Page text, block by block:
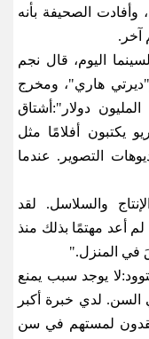
وأفادت الصحيفة بأنه
آخر .
اليوم، قال نجم
هاري"، ومخرج
دولار ": أشتاق
يكتبون أفلامًا مثل
التصوير. عندما
والسلاسل. لقد
أعد مهتمًا بذلك منذ
في المنزل."
:لا يوجد سبب يمنع
لدي خبرة أكبر
لمستهم في سن